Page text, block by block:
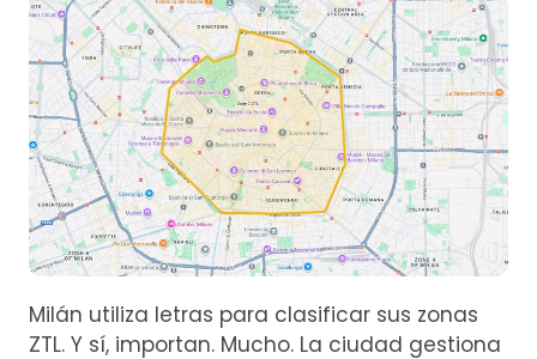
Milán utiliza letras para clasificar sus zonas
ZTL. Y sí, importan. Mucho. La ciudad gestiona